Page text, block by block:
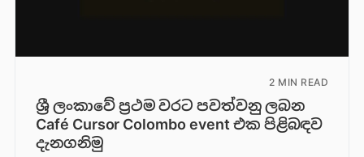
2 MIN READ
ශ්‍රී ලංකාවේ ප්‍රථම වරට පවත්වනු ලබන
Café Cursor Colombo event එක පිළිබඳව
දැනගනිමු